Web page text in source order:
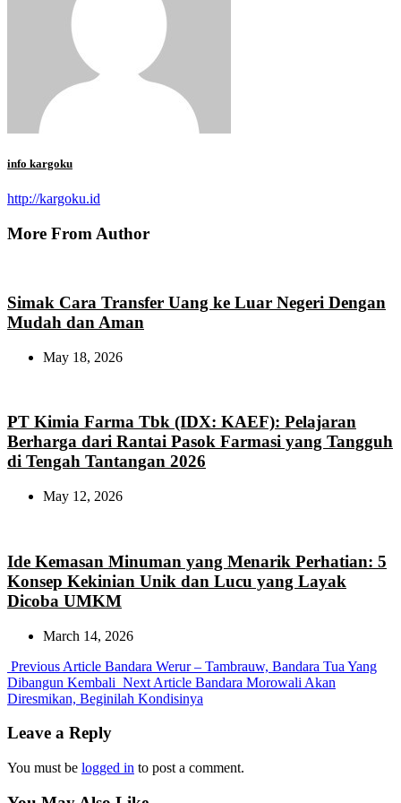
info kargoku
http://kargoku.id
More From Author
Simak Cara Transfer Uang ke Luar Negeri Dengan
Mudah dan Aman
May 18, 2026
PT Kimia Farma Tbk (IDX: KAEF): Pelajaran
Berharga dari Rantai Pasok Farmasi yang Tangguh
di Tengah Tantangan 2026
May 12, 2026
Ide Kemasan Minuman yang Menarik Perhatian: 5
Konsep Kekinian Unik dan Lucu yang Layak
Dicoba UMKM
March 14, 2026
Previous Article Previous
Post:
Bandara Werur – Tambrauw, Bandara Tua Yang
Dibangun Kembali Next Article Next
Post:
Bandara Morowali Akan
Diresmikan, Beginilah Kondisinya
Leave a Reply
You must be logged in to post a comment.